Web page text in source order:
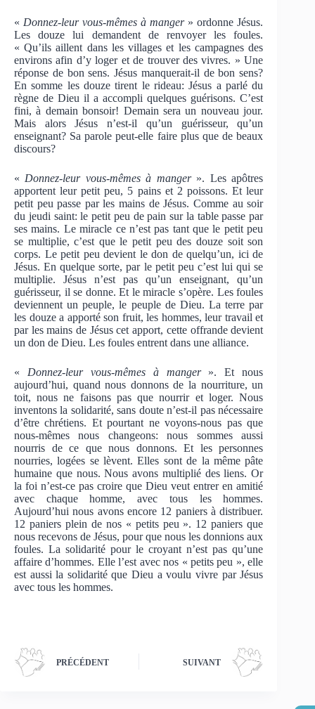
« Donnez-leur vous-mêmes à manger» ordonne Jésus.
Les douze lui demandent de renvoyer les foules.
« Qu’ils aillent dans les villages et les campagnes des
environs afin d’y loger et de trouver des vivres. » Une
réponse de bon sens. Jésus manquerait-il de bon sens?
En somme les douze tirent le rideau: Jésus a parlé du
règne de Dieu il a accompli quelques guérisons. C’est
fini, à demain bonsoir! Demain sera un nouveau jour.
Mais alors Jésus n’est-il qu’un guérisseur, qu’un
enseignant? Sa parole peut-elle faire plus que de beaux
discours?
« Donnez-leur vous-mêmes à manger». Les apôtres
apportent leur petit peu, 5 pains et 2 poissons. Et leur
petit peu passe par les mains de Jésus. Comme au soir
du jeudi saint: le petit peu de pain sur la table passe par
ses mains. Le miracle ce n’est pas tant que le petit peu
se multiplie, c’est que le petit peu des douze soit son
corps. Le petit peu devient le don de quelqu’un, ici de
Jésus. En quelque sorte, par le petit peu c’est lui qui se
multiplie. Jésus n’est pas qu’un enseignant, qu’un
guérisseur, il se donne. Et le miracle s’opère. Les foules
deviennent un peuple, le peuple de Dieu. La terre par
les douze a apporté son fruit, les hommes, leur travail et
par les mains de Jésus cet apport, cette offrande devient
un don de Dieu. Les foules entrent dans une alliance.
« Donnez-leur vous-mêmes à manger». Et nous
aujourd’hui, quand nous donnons de la nourriture, un
toit, nous ne faisons pas que nourrir et loger. Nous
inventons la solidarité, sans doute n’est-il pas nécessaire
d’être chrétiens. Et pourtant ne voyons-nous pas que
nous-mêmes nous changeons: nous sommes aussi
nourris de ce que nous donnons. Et les personnes
nourries, logées se lèvent. Elles sont de la même pâte
humaine que nous. Nous avons multiplié des liens. Or
la foi n’est-ce pas croire que Dieu veut entrer en amitié
avec chaque homme, avec tous les hommes.
Aujourd’hui nous avons encore 12 paniers à distribuer.
12 paniers plein de nos « petits peu ». 12 paniers que
nous recevons de Jésus, pour que nous les donnions aux
foules. La solidarité pour le croyant n’est pas qu’une
affaire d’hommes. Elle l’est avec nos « petits peu », elle
est aussi la solidarité que Dieu a voulu vivre par Jésus
avec tous les hommes.
PRÉCÉDENT SUIVANT